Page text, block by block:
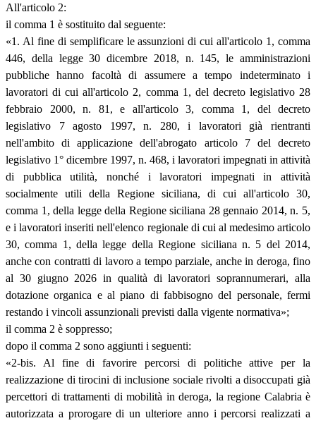
All'articolo 2:
il comma 1 è sostituito dal seguente:
«1. Al fine di semplificare le assunzioni di cui all'articolo 1, comma
446, della legge 30 dicembre 2018, n. 145, le amministrazioni
pubbliche hanno facoltà di assumere a tempo indeterminato i
lavoratori di cui all'articolo 2, comma 1, del decreto legislativo 28
febbraio 2000, n. 81, e all'articolo 3, comma 1, del decreto
legislativo 7 agosto 1997, n. 280, i lavoratori già rientranti
nell'ambito di applicazione dell'abrogato articolo 7 del decreto
legislativo 1° dicembre 1997, n. 468, i lavoratori impegnati in attività
di pubblica utilità, nonché i lavoratori impegnati in attività
socialmente utili della Regione siciliana, di cui all'articolo 30,
comma 1, della legge della Regione siciliana 28 gennaio 2014, n. 5,
e i lavoratori inseriti nell'elenco regionale di cui al medesimo articolo
30, comma 1, della legge della Regione siciliana n. 5 del 2014,
anche con contratti di lavoro a tempo parziale, anche in deroga, fino
al 30 giugno 2026 in qualità di lavoratori soprannumerari, alla
dotazione organica e al piano di fabbisogno del personale, fermi
restando i vincoli assunzionali previsti dalla vigente normativa»;
il comma 2 è soppresso;
dopo il comma 2 sono aggiunti i seguenti:
«2-bis. Al fine di favorire percorsi di politiche attive per la
realizzazione di tirocini di inclusione sociale rivolti a disoccupati già
percettori di trattamenti di mobilità in deroga, la regione Calabria è
autorizzata a prorogare di un ulteriore anno i percorsi realizzati a